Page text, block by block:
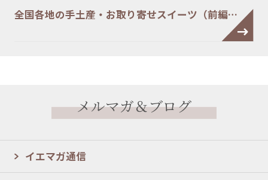
全国各地の手土産・お取り寄せスイーツ（前編…
メルマガ＆ブログ
イエマガ通信